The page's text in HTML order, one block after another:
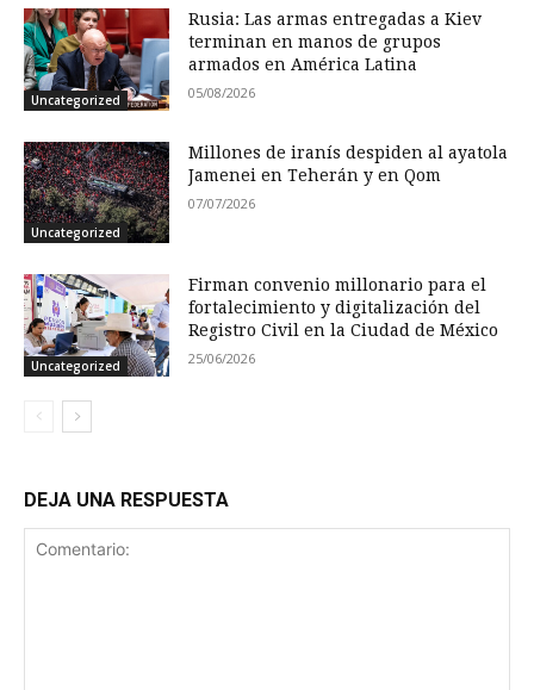
Uncategorized
Rusia: Las armas entregadas a Kiev
terminan en manos de grupos
armados en América Latina
05/08/2026
Uncategorized
Millones de iranís despiden al ayatola
Jamenei en Teherán y en Qom
07/07/2026
Uncategorized
Firman convenio millonario para el
fortalecimiento y digitalización del
Registro Civil en la Ciudad de México
25/06/2026
DEJA UNA RESPUESTA